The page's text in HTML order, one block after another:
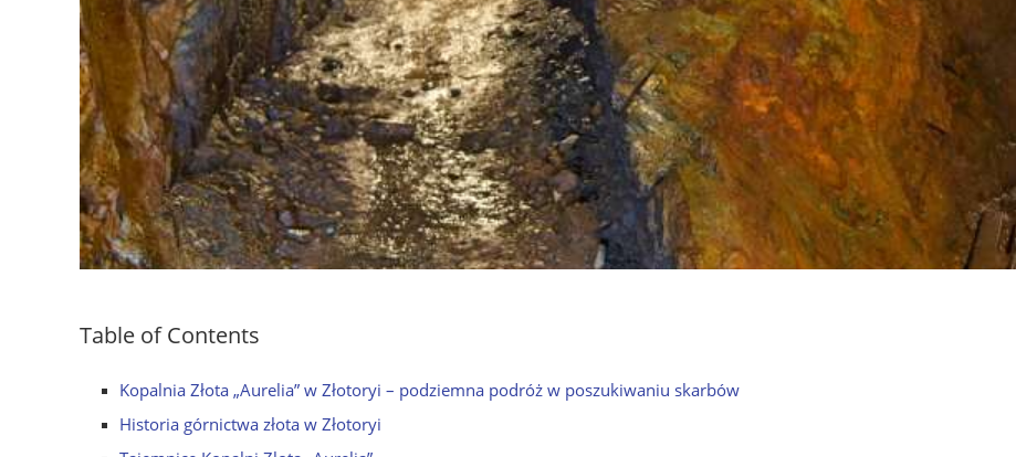
Table of Contents
Kopalnia Złota „Aurelia” w Złotoryi – podziemna podróż w poszukiwaniu skarbów
Historia górnictwa złota w Złotoryi